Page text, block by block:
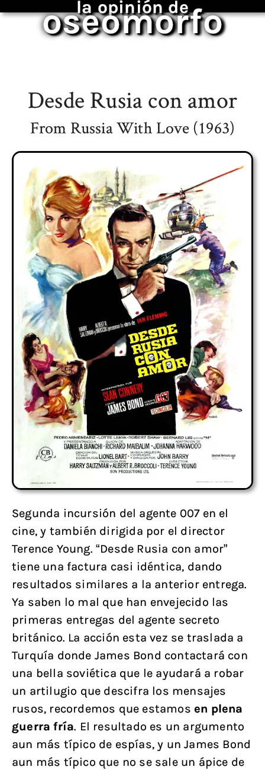
la opinión de
oseomorfo
Desde Rusia con amor
From Russia With Love (1963)
Segunda incursión del agente 007 en el
cine, y también dirigida por el director
Terence Young. “Desde Rusia con amor”
tiene una factura casi idéntica, dando
resultados similares a la anterior entrega.
Ya saben lo mal que han envejecido las
primeras entregas del agente secreto
británico. La acción esta vez se traslada a
Turquía donde James Bond contactará con
una bella soviética que le ayudará a robar
un artilugio que descifra los mensajes
rusos, recordemos que estamos en plena
guerra fría. El resultado es un argumento
aun más típico de espías, y un James Bond
aun más típico que no se sale un ápice de